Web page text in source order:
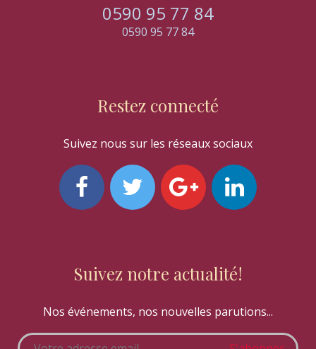
0590 95 77 84
0590 95 77 84
Restez connecté
Suivez nous sur les réseaux sociaux
Suivez notre actualité!
Nos événements, nos nouvelles parutions...